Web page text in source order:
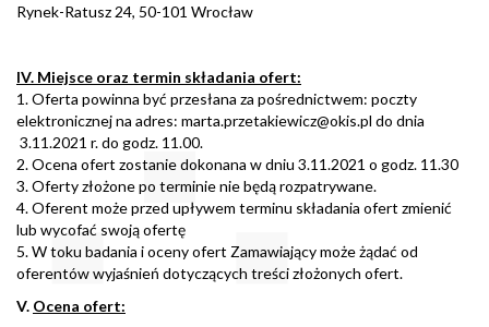
Rynek-Ratusz 24, 50-101 Wrocław
IV. Miejsce oraz termin składania ofert:
1. Oferta powinna być przesłana za pośrednictwem: poczty
elektronicznej na adres: marta.przetakiewicz@okis.pl do dnia
3.11.2021 r. do godz. 11.00.
2. Ocena ofert zostanie dokonana w dniu 3.11.2021 o godz. 11.30
3. Oferty złożone po terminie nie będą rozpatrywane.
4. Oferent może przed upływem terminu składania ofert zmienić
lub wycofać swoją ofertę
5. W toku badania i oceny ofert Zamawiający może żądać od
oferentów wyjaśnień dotyczących treści złożonych ofert.
V. Ocena ofert: